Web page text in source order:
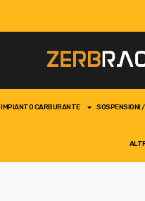
IMPIANTO CARBURANTE SOSPENSIONI